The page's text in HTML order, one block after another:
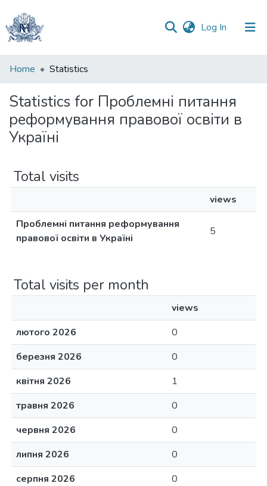
Log In (current)
Communities
Collections
All of DSpace
Home Statistics
Statistics for Проблемні питання
реформування правової освіти в
Україні
Total visits
views
Проблемні питання реформування
правової освіти в Україні
5
Total visits per month
views
лютого 2026
0
березня 2026
0
квітня 2026
1
травня 2026
0
червня 2026
0
липня 2026
0
серпня 2026
0